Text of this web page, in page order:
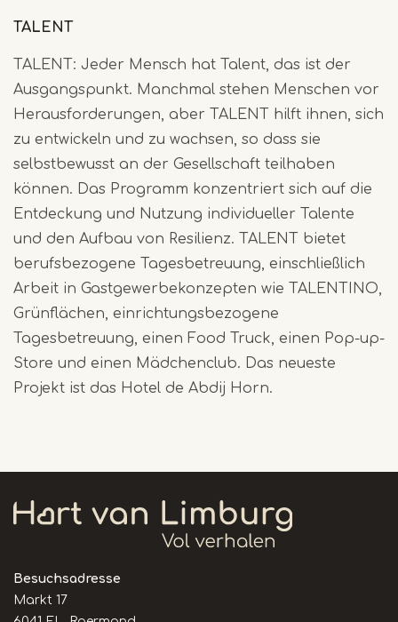
TALENT
TALENT: Jeder Mensch hat Talent, das ist der
Ausgangspunkt. Manchmal stehen Menschen vor
Herausforderungen, aber TALENT hilft ihnen, sich
zu entwickeln und zu wachsen, so dass sie
selbstbewusst an der Gesellschaft teilhaben
können. Das Programm konzentriert sich auf die
Entdeckung und Nutzung individueller Talente
und den Aufbau von Resilienz. TALENT bietet
berufsbezogene Tagesbetreuung, einschließlich
Arbeit in Gastgewerbekonzepten wie TALENTINO,
Grünflächen, einrichtungsbezogene
Tagesbetreuung, einen Food Truck, einen Pop-up-
Store und einen Mädchenclub. Das neueste
Projekt ist das Hotel de Abdij Horn.
Besuchsadresse
Markt 17